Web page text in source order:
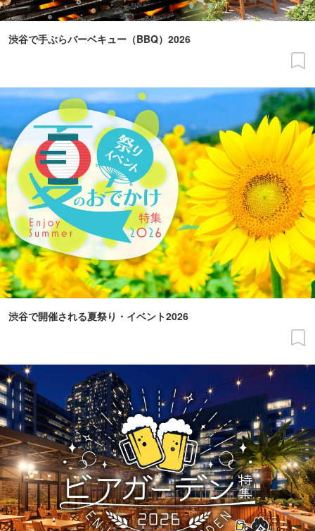
渋谷で手ぶらバーベキュー（BBQ）2026
渋谷で開催される夏祭り・イベント2026